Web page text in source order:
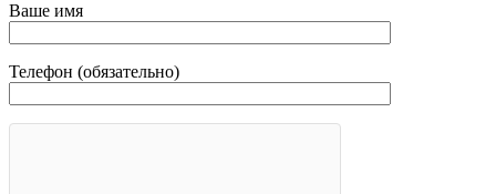
Ваше имя
Телефон (обязательно)